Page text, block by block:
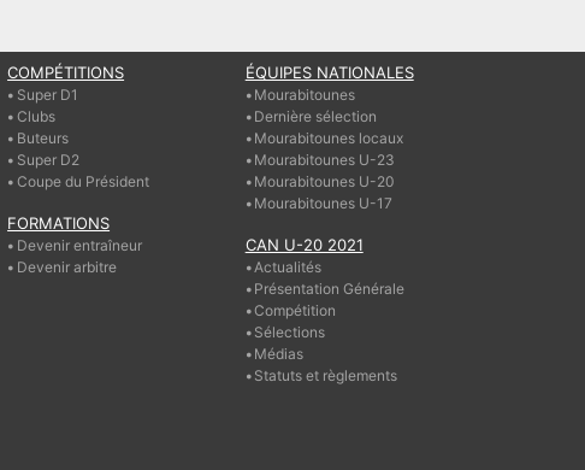
COMPÉTITIONS
Super D1
Clubs
Buteurs
Super D2
Coupe du Président
FORMATIONS
Devenir entraîneur
Devenir arbitre
ÉQUIPES NATIONALES
Mourabitounes
Dernière sélection
Mourabitounes locaux
Mourabitounes U-23
Mourabitounes U-20
Mourabitounes U-17
CAN U-20 2021
Actualités
Présentation Générale
Compétition
Sélections
Médias
Statuts et règlements